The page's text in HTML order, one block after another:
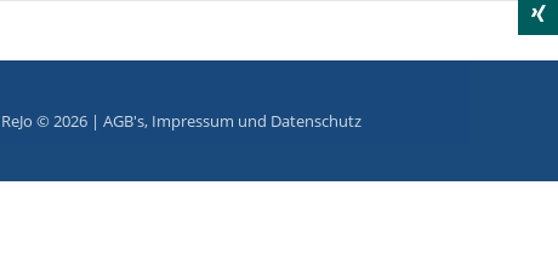
ReJo © 2026 | AGB's, Impressum und Datenschutz